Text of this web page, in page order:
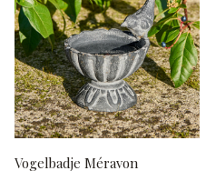
Vogelbadje Méravon